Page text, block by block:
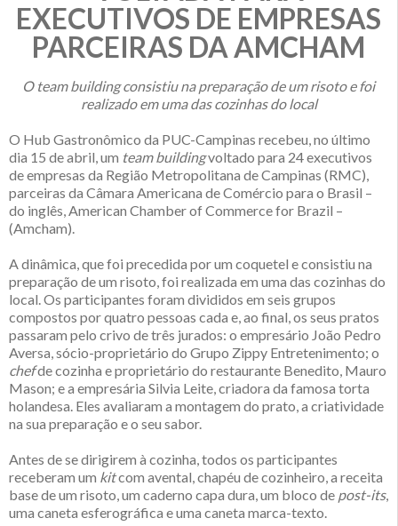
EXECUTIVOS DE EMPRESAS
PARCEIRAS DA AMCHAM
O team building consistiu na preparação de um risoto e foi
realizado em uma das cozinhas do local
O Hub Gastronômico da PUC-Campinas recebeu, no último
dia 15 de abril, um team buildingvoltado para 24 executivos
de empresas da Região Metropolitana de Campinas (RMC),
parceiras da Câmara Americana de Comércio para o Brasil –
do inglês, American Chamber of Commerce for Brazil –
(Amcham).
A dinâmica, que foi precedida por um coquetel e consistiu na
preparação de um risoto, foi realizada em uma das cozinhas do
local. Os participantes foram divididos em seis grupos
compostos por quatro pessoas cada e, ao final, os seus pratos
passaram pelo crivo de três jurados: o empresário João Pedro
Aversa, sócio-proprietário do Grupo Zippy Entretenimento; o
chefde cozinha e proprietário do restaurante Benedito, Mauro
Mason; e a empresária Silvia Leite, criadora da famosa torta
holandesa. Eles avaliaram a montagem do prato, a criatividade
na sua preparação e o seu sabor.
Antes de se dirigirem à cozinha, todos os participantes
receberam um kitcom avental, chapéu de cozinheiro, a receita
base de um risoto, um caderno capa dura, um bloco de post-its,
uma caneta esferográfica e uma caneta marca-texto.